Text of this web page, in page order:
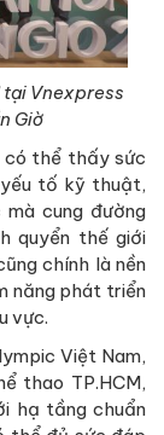
tại Vnexpress
Giờ
có thể thấy sức
tố kỹ thuật,
cung đường
quyển thế giới
chính là nền
năng phát triển
vực.
Việt Nam,
thao TP.HCM,
hạ tầng chuẩn